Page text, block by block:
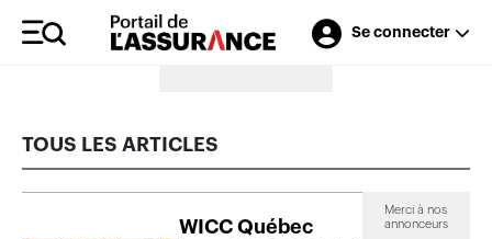
Se connecter
Merci à nos annonceurs
TOUS LES ARTICLES
WICC Québec
Merci à nos
annonceurs